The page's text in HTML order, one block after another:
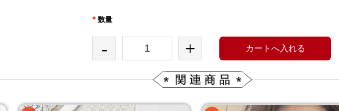
* 数量
- + カートへ入れる